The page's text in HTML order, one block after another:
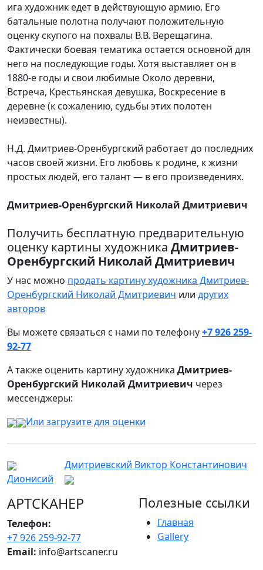
ига художник едет в действующую армию. Его
батальные полотна получают положительную
оценку скупого на похвалы В.В. Верещагина.
Фактически боевая тематика остается основной для
него на последующие годы. Хотя выставляет он в
1880-е годы и свои любимые Около деревни,
Встреча, Крестьянская девушка, Воскресение в
деревне (к сожалению, судьбы этих полотен
неизвестны).
Н.Д. Дмитриев-Оренбургский работает до последних
часов своей жизни. Его любовь к родине, к жизни
простых людей, его талант — в его произведениях.
Дмитриев-Оренбургский Николай Дмитриевич
Получить бесплатную предварительную
оценку картины художника Дмитриев-
Оренбургский Николай Дмитриевич
У нас можно продать картину художника Дмитриев-
Оренбургский Николай Дмитриевич или других
авторов
Вы можете связаться с нами по телефону+7 926 259-
92-77
А также оценить картину художника Дмитриев-
Оренбургский Николай Дмитриевич через
мессенджеры:
Или загрузите для оценки
Дионисий
Дмитриевский Виктор Константинович
АРТСКАНЕР
Телефон:
+7 926 259-92-77
Email: info@artscaner.ru
Полезные ссылки
Главная
Gallery